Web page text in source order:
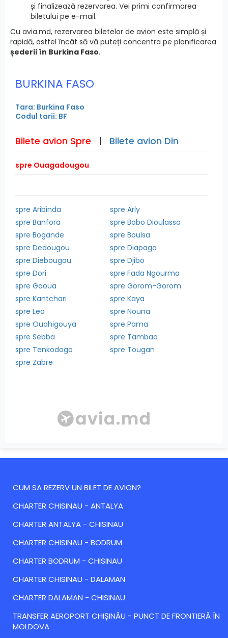
și finalizează rezervarea. Vei primi confirmarea
biletului pe e-mail.
Cu avia.md, rezervarea biletelor de avion este simplă și
rapidă, astfel încât să vă puteți concentra pe planificarea
șederii în Burkina Faso.
BURKINA FASO
Tara: Burkina Faso
Codul tarii: BF
Bilete avion Spre | Bilete avion Din
spre Ouagadougou
spre Aribinda
spre Arly
spre Banfora
spre Bobo Dioulasso
spre Bogande
spre Boulsa
spre Dedougou
spre Diapaga
spre Diebougou
spre Djibo
spre Dori
spre Fada Ngourma
spre Gaoua
spre Gorom-Gorom
spre Kantchari
spre Kaya
spre Leo
spre Nouna
spre Ouahigouya
spre Pama
spre Sebba
spre Tambao
spre Tenkodogo
spre Tougan
spre Zabre
CUM SA REZERV UN BILET DE AVION?
CHARTER CHISINAU - ANTALYA
CHARTER ANTALYA - CHISINAU
CHARTER CHISINAU - BODRUM
CHARTER BODRUM - CHISINAU
CHARTER CHISINAU - DALAMAN
CHARTER DALAMAN - CHISINAU
TRANSFER AEROPORT CHIȘINĂU - PUNCT DE FRONTIERĂ ÎN
MOLDOVA